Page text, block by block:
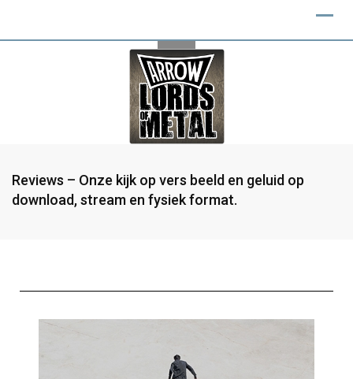
Reviews – Onze kijk op vers beeld en geluid op
download, stream en fysiek format.